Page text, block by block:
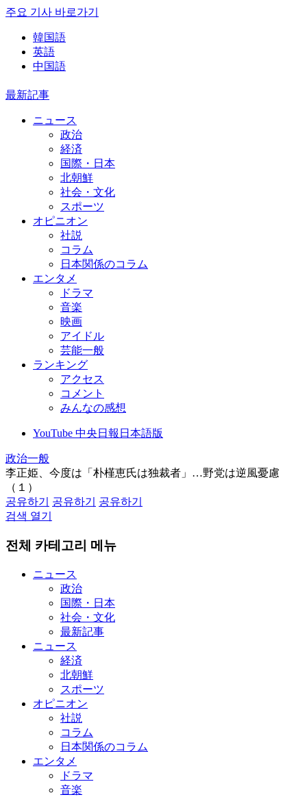
주요 기사 바로가기
韓国語
英語
中国語
最新記事
ニュース
政治
経済
国際・日本
北朝鮮
社会・文化
スポーツ
オピニオン
社説
コラム
日本関係のコラム
エンタメ
ドラマ
音楽
映画
アイドル
芸能一般
ランキング
アクセス
コメント
みんなの感想
YouTube 中央日報日本語版
政治一般
李正姫、今度は「朴槿恵氏は独裁者」…野党は逆風憂慮
（１）
공유하기
공유하기
공유하기
검색 열기
전체 카테고리 메뉴
ニュース
政治
国際・日本
社会・文化
最新記事
ニュース
経済
北朝鮮
スポーツ
オピニオン
社説
コラム
日本関係のコラム
エンタメ
ドラマ
音楽